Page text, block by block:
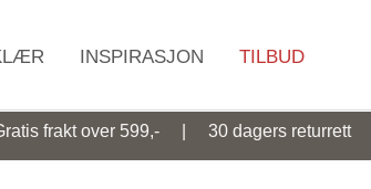
INSPIRASJON TILBUD
frakt over 599,- | 30 dagers returrett